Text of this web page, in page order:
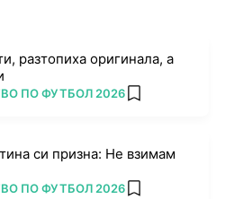
разтопиха оригинала, а
ПО ФУТБОЛ 2026 add favorites
си призна: Не взимам
ПО ФУТБОЛ 2026 add favorites